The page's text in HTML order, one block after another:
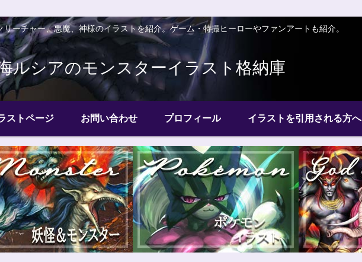
ーチャー、悪魔、神様のイラストを紹介。ゲーム・特撮ヒーローやファンアートも紹介。
ルシアのモンスターイラスト格納庫
ストページ お問い合わせ プロフィール イラストを引用される方へ